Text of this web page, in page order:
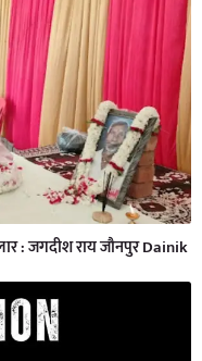
: जगदीश राय जौनपुर Dainik